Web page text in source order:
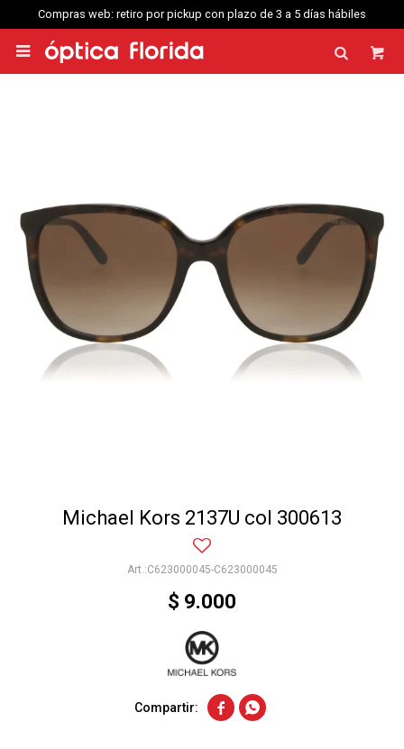
Compras web: retiro por pickup con plazo de 3 a 5 días hábiles

Michael Kors 2137U col 300613
C623000045-C623000045
$ 9.000
 